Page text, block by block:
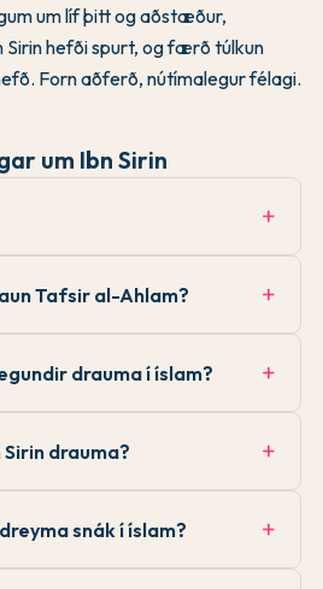
um líf þitt og aðstæður,
Sirin hefði spurt, og færð túlkun
Forn aðferð, nútímalegur félagi.
um Ibn Sirin
Tafsir al-Ahlam?
drauma í íslam?
drauma?
snák í íslam?